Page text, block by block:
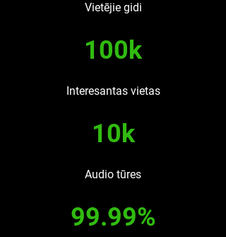
Vietējie gidi
100k
Interesantas vietas
10k
Audio tūres
99.99%